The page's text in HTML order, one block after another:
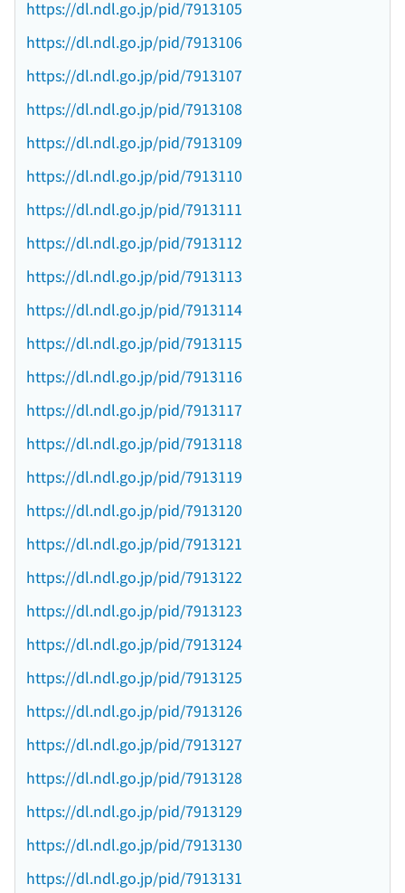
https://dl.ndl.go.jp/pid/7913105
https://dl.ndl.go.jp/pid/7913106
https://dl.ndl.go.jp/pid/7913107
https://dl.ndl.go.jp/pid/7913108
https://dl.ndl.go.jp/pid/7913109
https://dl.ndl.go.jp/pid/7913110
https://dl.ndl.go.jp/pid/7913111
https://dl.ndl.go.jp/pid/7913112
https://dl.ndl.go.jp/pid/7913113
https://dl.ndl.go.jp/pid/7913114
https://dl.ndl.go.jp/pid/7913115
https://dl.ndl.go.jp/pid/7913116
https://dl.ndl.go.jp/pid/7913117
https://dl.ndl.go.jp/pid/7913118
https://dl.ndl.go.jp/pid/7913119
https://dl.ndl.go.jp/pid/7913120
https://dl.ndl.go.jp/pid/7913121
https://dl.ndl.go.jp/pid/7913122
https://dl.ndl.go.jp/pid/7913123
https://dl.ndl.go.jp/pid/7913124
https://dl.ndl.go.jp/pid/7913125
https://dl.ndl.go.jp/pid/7913126
https://dl.ndl.go.jp/pid/7913127
https://dl.ndl.go.jp/pid/7913128
https://dl.ndl.go.jp/pid/7913129
https://dl.ndl.go.jp/pid/7913130
https://dl.ndl.go.jp/pid/7913131